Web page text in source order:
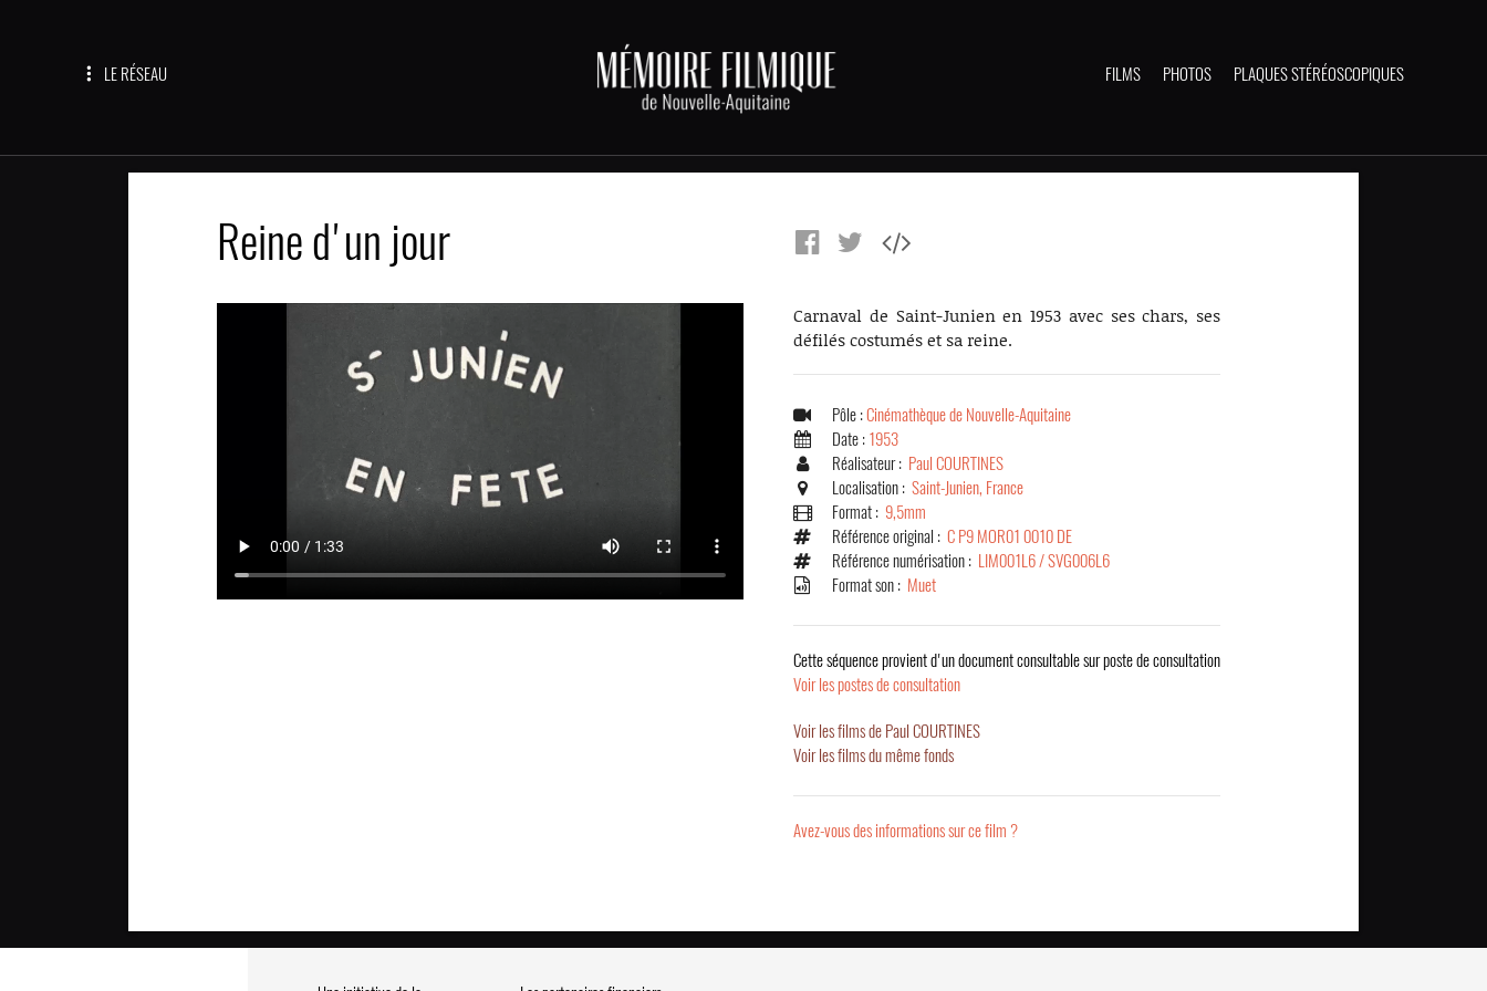
LE RÉSEAU FILMS PHOTOS PLAQUES STÉRÉOSCOPIQUES
Reine d'un jour
Carnaval de Saint-Junien en 1953 avec ses chars, ses
défilés costumés et sa reine.
Pôle :Cinémathèque de Nouvelle-Aquitaine
Date : 1953
Réalisateur : Paul COURTINES
Localisation : Saint-Junien, France
Format : 9,5mm
Référence original : C P9 MOR01 0010 DE
Référence numérisation : LIM001L6 / SVG006L6
Format son : Muet
Cette séquence provient d'un document consultable sur poste de consultation
Voir les postes de consultation
Voir les films de Paul COURTINES
Voir les films du même fonds
Avez-vous des informations sur ce film ?